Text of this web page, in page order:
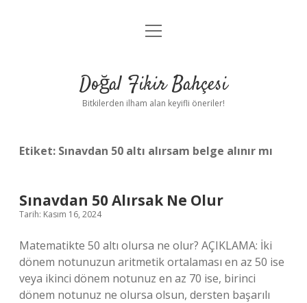
Anasayfa
Yasal Uyarı
menüyü
Doğal Fikir Bahçesi
Bitkilerden ilham alan keyifli öneriler!
Etiket: Sınavdan 50 altı alırsam belge alınır mı
Sınavdan 50 Alırsak Ne Olur
Tarih: Kasım 16, 2024
Matematikte 50 altı olursa ne olur? AÇIKLAMA: İki
dönem notunuzun aritmetik ortalaması en az 50 ise
veya ikinci dönem notunuz en az 70 ise, birinci
dönem notunuz ne olursa olsun, dersten başarılı